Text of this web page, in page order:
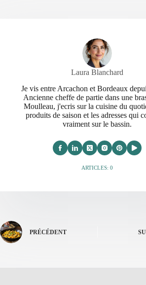
Laura Blanchard
Je vis entre Arcachon et Bordeaux
Ancienne cheffe de partie dans une
Moulleau, j'ecris sur la cuisine du
produits de saison et les adresses qui
vraiment sur le bassin.
ARTICLES: 0
PRÉCÉDENT